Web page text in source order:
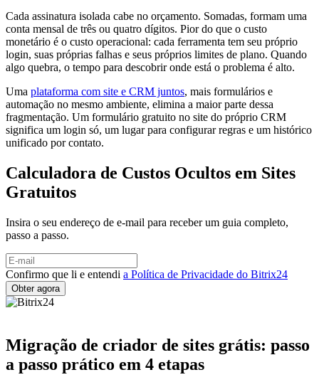
Cada assinatura isolada cabe no orçamento. Somadas, formam uma
conta mensal de três ou quatro dígitos. Pior do que o custo
monetário é o custo operacional: cada ferramenta tem seu próprio
login, suas próprias falhas e seus próprios limites de plano. Quando
algo quebra, o tempo para descobrir onde está o problema é alto.
Uma plataforma com site e CRM juntos, mais formulários e
automação no mesmo ambiente, elimina a maior parte dessa
fragmentação. Um formulário gratuito no site do próprio CRM
significa um login só, um lugar para configurar regras e um histórico
unificado por contato.
Calculadora de Custos Ocultos em Sites
Gratuitos
Insira o seu endereço de e-mail para receber um guia completo,
passo a passo.
Confirmo que li e entendi a Política de Privacidade do Bitrix24
Migração de criador de sites grátis: passo
a passo prático em 4 etapas